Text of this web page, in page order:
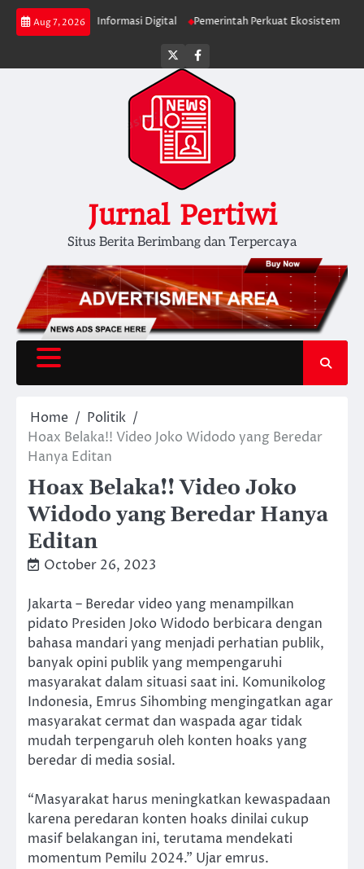
Skip
Aug 7, 2026
Verifikasi Informasi Digital Pemerintah Perkuat Ekosistem Media
Twitterfacebook
Jurnal Pertiwi
Situs Berita Berimbang dan Terpercaya
Home
Politik
Hoax Belaka!! Video Joko Widodo yang Beredar
Hanya Editan
Hoax Belaka!! Video Joko
Widodo yang Beredar Hanya
Editan
October 26, 2023
Jakarta – Beredar video yang menampilkan
pidato Presiden Joko Widodo berbicara dengan
bahasa mandari yang menjadi perhatian publik,
banyak opini publik yang mempengaruhi
masyarakat dalam situasi saat ini. Komunikolog
Indonesia, Emrus Sihombing mengingatkan agar
masyarakat cermat dan waspada agar tidak
mudah terpengaruh oleh konten hoaks yang
beredar di media sosial.
“Masyarakat harus meningkatkan kewaspadaan
karena peredaran konten hoaks dinilai cukup
masif belakangan ini, terutama mendekati
momentum Pemilu 2024.” Ujar emrus.